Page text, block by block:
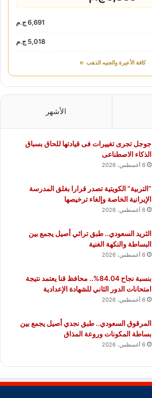
6,691 ج.م
5,018 ج.م
كافة الأعيرة والجنيه الذهب ←
الأشهر
جوجل تجرى تغييرات فى قيادتها للحاق بسباق
الذكاء الاصطناعى
6 أغسطس، 2026
“التربية” الكويتية تصدر قرارا بغلق المدرسة
الإيرانية الخاصة وإلغاء ترخيصها
6 أغسطس، 2026
الثريد السعودي.. طبق تراثي أصيل يجمع بين
البساطة والنكهة الغنية
6 أغسطس، 2026
بنسبة نجاح 84.04%.. محافظ قنا يعتمد نتيجة
امتحانات الدور الثاني للشهادة الإعدادية
6 أغسطس، 2026
المرقوق السعودي.. طبق نجدي أصيل يجمع بين
بساطة المكونات وروعة المذاق
6 أغسطس، 2026